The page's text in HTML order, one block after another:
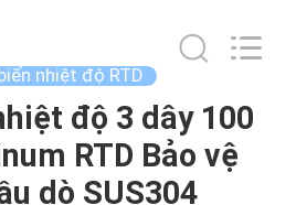
nhiệt độ RTD
độ 3 dây 100
RTD Bảo vệ
dò SUS304